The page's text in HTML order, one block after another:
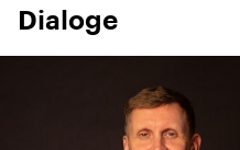
Dialoge